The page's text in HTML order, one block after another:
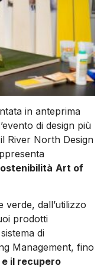
in anteprima
di design più
River North Design
Art of
verde, dall’utilizzo
prodotti
di
Management, fino
il recupero